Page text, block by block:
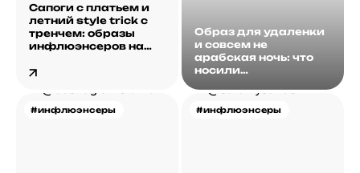
Сапоги с платьем и
летний style trick с
тренчем: образы
инфлюэнсеров на
Образ для удаленки
и совсем не
арабская ночь: что
носили
этой неделе?
#инфлюэнсеры #инфлюэнсеры